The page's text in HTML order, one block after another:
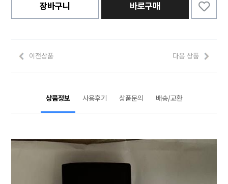
장바구니 바로구매
이전상품 다음 상품
상품정보 사용후기 상품문의 배송/교환